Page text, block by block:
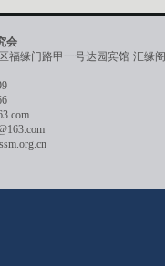
会
福缘门路甲一号达园宾馆·汇缘阁